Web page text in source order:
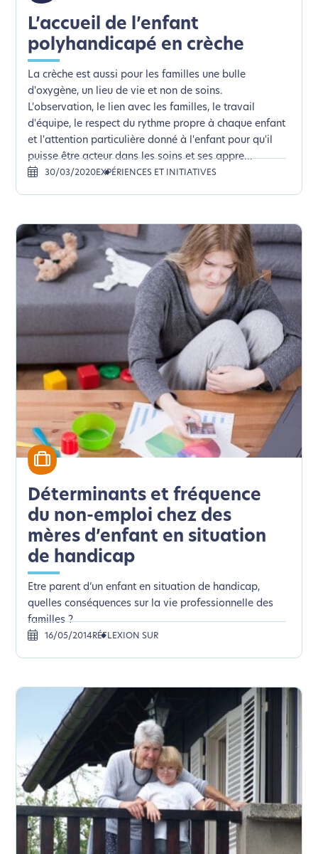
L’accueil de l’enfant
polyhandicapé en crèche
La crèche est aussi pour les familles une bulle
d'oxygène, un lieu de vie et non de soins.
L'observation, le lien avec les familles, le travail
d'équipe, le respect du rythme propre à chaque enfant
et l'attention particulière donné à l'enfant pour qu'il
puisse être acteur dans les soins et ses appre...
30/03/2020EXPÉRIENCES ET INITIATIVES
Déterminants et fréquence
du non-emploi chez des
mères d’enfant en situation
de handicap
Etre parent d’un enfant en situation de handicap,
quelles conséquences sur la vie professionnelle des
familles ?
16/05/2014RÉFLEXION SUR